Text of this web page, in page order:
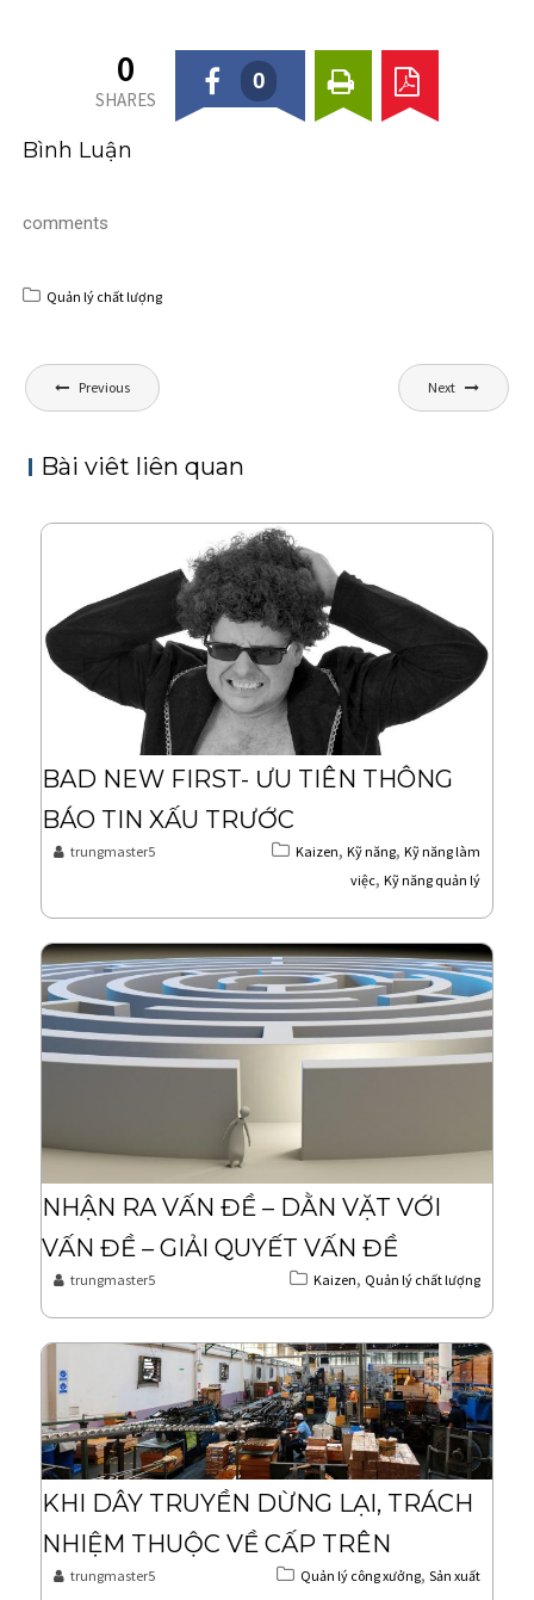
0
SHARES
0
Bình Luận
comments
Quản lý chất lượng
P
Previous Next
Bài viêt liên quan
BAD NEW FIRST- ƯU TIÊN THÔNG
BÁO TIN XẤU TRƯỚC
trungmaster5 Kaizen, Kỹ năng, Kỹ năng làm
việc, Kỹ năng quản lý
NHẬN RA VẤN ĐỀ – DẰN VẶT VỚI
VẤN ĐỀ – GIẢI QUYẾT VẤN ĐỀ
trungmaster5 Kaizen, Quản lý chất lượng
KHI DÂY TRUYỀN DỪNG LẠI, TRÁCH
NHIỆM THUỘC VỀ CẤP TRÊN
trungmaster5 Quản lý công xưởng, Sản xuất